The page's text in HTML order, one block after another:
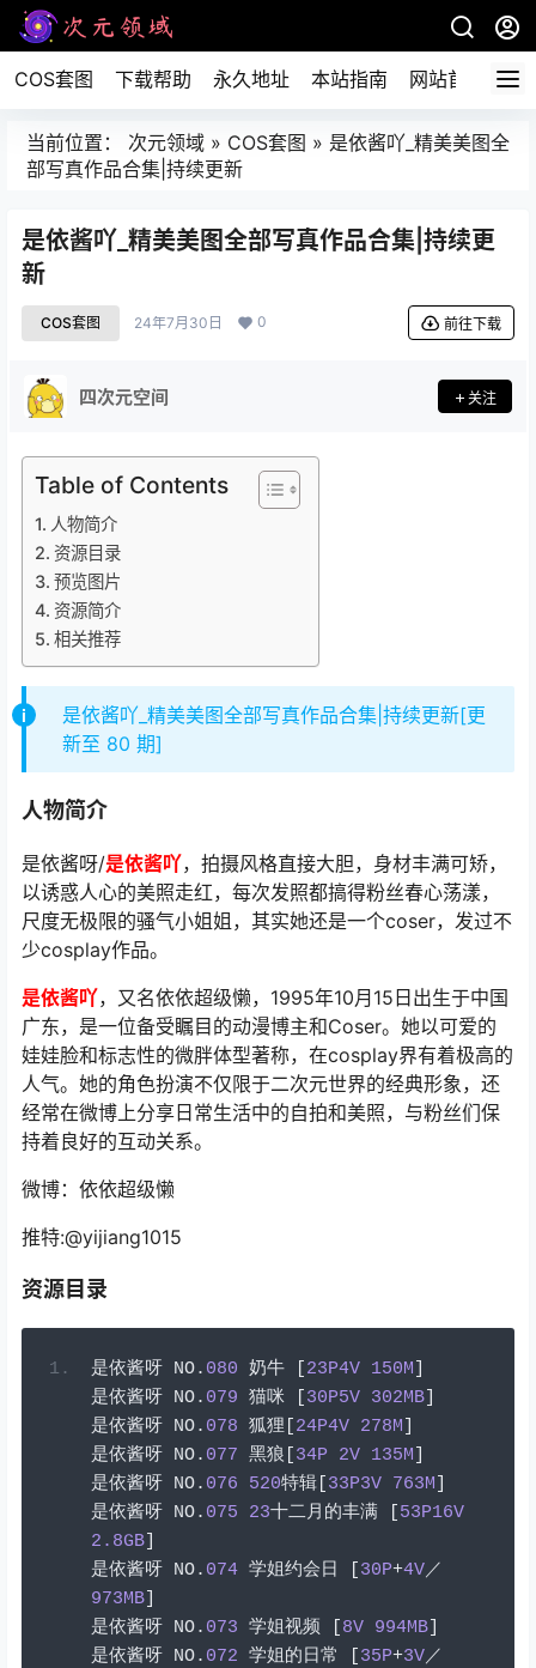
COS套图 下载帮助 永久地址 本站指南 网站首页
当前位置： 次元领域 » COS套图 » 是依酱吖_精美美图全
部写真作品合集|持续更新
是依酱吖_精美美图全部写真作品合集|持续更
新
COS套图 24年7月30日 0 前往下载
四次元空间 关注
Table of Contents
人物简介
资源目录
预览图片
资源简介
相关推荐
是依酱吖_精美美图全部写真作品合集|持续更新[更
新至 80 期]
人物简介
是依酱呀/是依酱吖，拍摄风格直接大胆，身材丰满可矫，
以诱惑人心的美照走红，每次发照都搞得粉丝春心荡漾，
尺度无极限的骚气小姐姐，其实她还是一个coser，发过不
少cosplay作品。
是依酱吖，又名依依超级懒，1995年10月15日出生于中国
广东，是一位备受瞩目的动漫博主和Coser。她以可爱的
娃娃脸和标志性的微胖体型著称，在cosplay界有着极高的
人气。她的角色扮演不仅限于二次元世界的经典形象，还
经常在微博上分享日常生活中的自拍和美照，与粉丝们保
持着良好的互动关系。
微博：依依超级懒
推特:@yijiang1015
资源目录
是依酱呀 NO. 080 奶牛 23P4V 150M
是依酱呀 NO. 079 猫咪 30P5V 302MB]
是依酱呀 NO. 078 狐狸[ 24P4V 278M
是依酱呀 NO. 077 黑狼[ 34P 2V 135M
是依酱呀 NO. 076 520特辑[ 33P3V 763M
是依酱呀 NO. 075 23十二月的丰满
53P16V
2.8GB]
是依酱呀 NO. 074 学姐约会日 30P+4V／
973MB]
是依酱呀 NO. 073 学姐视频 8V 994MB]
是依酱呀 NO. 072 学姐的日常 35P+3V／